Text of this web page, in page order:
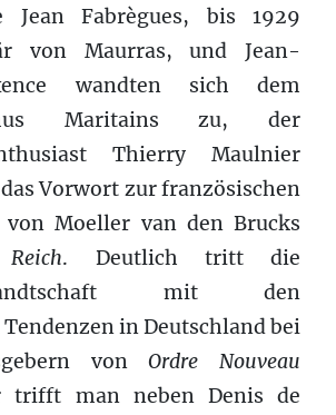
Jean Fabrègues, bis 1929
von Maurras, und Jean-
wandten sich dem
Maritains zu, der
Thierry Maulnier
Vorwort zur französischen
von Moeller van den Brucks
. Deutlich tritt die
mit den
in Deutschland bei
vonOrdre Nouveau
trifft man neben Denis de